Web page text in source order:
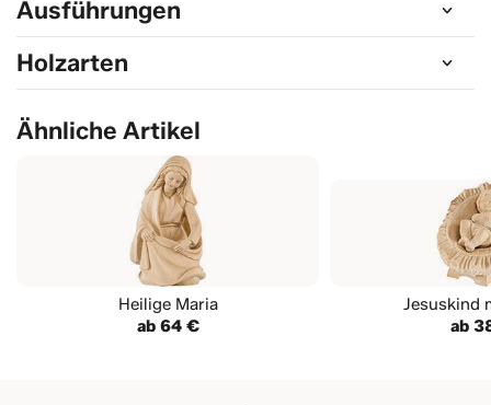
Ausführungen
Holzarten
Ähnliche Artikel
Heilige Maria
ab 64 €
Jesuskind
ab